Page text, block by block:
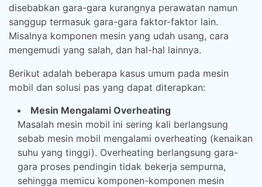
disebabkan gara-gara kurangnya perawatan namun
sanggup termasuk gara-gara faktor-faktor lain.
Misalnya komponen mesin yang udah usang, cara
mengemudi yang salah, dan hal-hal lainnya.
Berikut adalah beberapa kasus umum pada mesin
mobil dan solusi pas yang dapat diterapkan:
Mesin Mengalami Overheating
Masalah mesin mobil ini sering kali berlangsung
sebab mesin mobil mengalami overheating (kenaikan
suhu yang tinggi). Overheating berlangsung gara-
gara proses pendingin tidak bekerja sempurna,
sehingga memicu komponen-komponen mesin